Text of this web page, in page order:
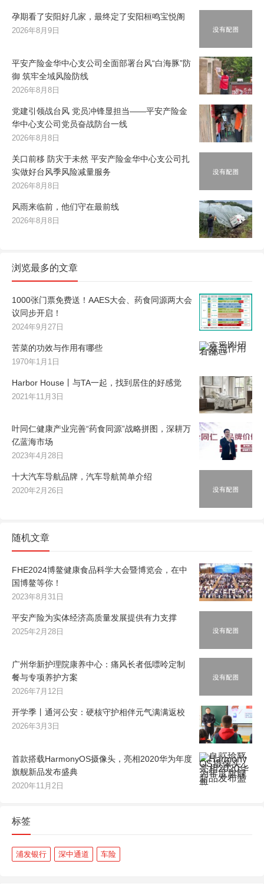
孕期看了安阳好几家，最终定了安阳桓鸣宝悦阁
2026年8月9日
平安产险金华中心支公司全面部署台风“白海豚”防
御 筑牢全域风险防线
2026年8月8日
党建引领战台风 党员冲锋显担当——平安产险金
华中心支公司党员奋战防台一线
2026年8月8日
关口前移 防灾于未然 平安产险金华中心支公司扎
实做好台风季风险减量服务
2026年8月8日
风雨来临前，他们守在最前线
2026年8月8日
浏览最多的文章
1000张门票免费送！AAES大会、药食同源两大会
议同步开启！
2024年9月27日
苦菜的功效与作用有哪些
1970年1月1日
Harbor House丨与TA一起，找到居住的好感觉
2021年11月3日
叶同仁健康产业完善“药食同源”战略拼图，深耕万
亿蓝海市场
2023年4月28日
十大汽车导航品牌，汽车导航简单介绍
2020年2月26日
随机文章
FHE2024博鳌健康食品科学大会暨博览会，在中
国博鳌等你！
2023年8月31日
平安产险为实体经济高质量发展提供有力支撑
2025年2月28日
广州华新护理院康养中心：痛风长者低嘌呤定制
餐与专项养护方案
2026年7月12日
开学季丨通河公安：硬核守护相伴元气满满返校
2026年3月3日
首款搭载HarmonyOS摄像头，亮相2020华为年度
旗舰新品发布盛典
2020年11月2日
标签
浦发银行 深中通道 车险